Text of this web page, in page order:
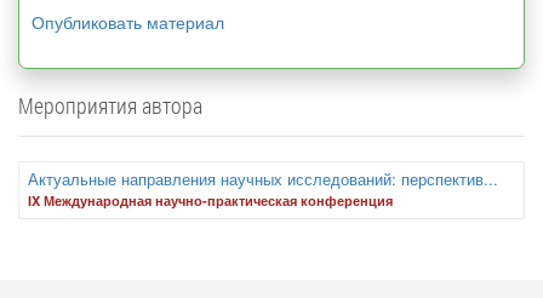
Опубликовать материал
Мероприятия автора
Актуальные направления научных исследований: перспектив...
IX Международная научно-практическая конференция